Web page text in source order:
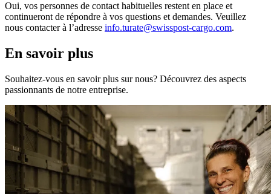
Oui, vos personnes de contact habituelles restent en place et
continueront de répondre à vos questions et demandes. Veuillez
nous contacter à l’adresse info.turate@swisspost-cargo.com.
En savoir plus
Souhaitez-vous en savoir plus sur nous? Découvrez des aspects
passionnants de notre entreprise.